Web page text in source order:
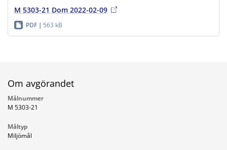
M 5303-21 Dom 2022-02-09
PDF 563 kB
Om avgörandet
Målnummer
M 5303-21
Måltyp
Miljömål